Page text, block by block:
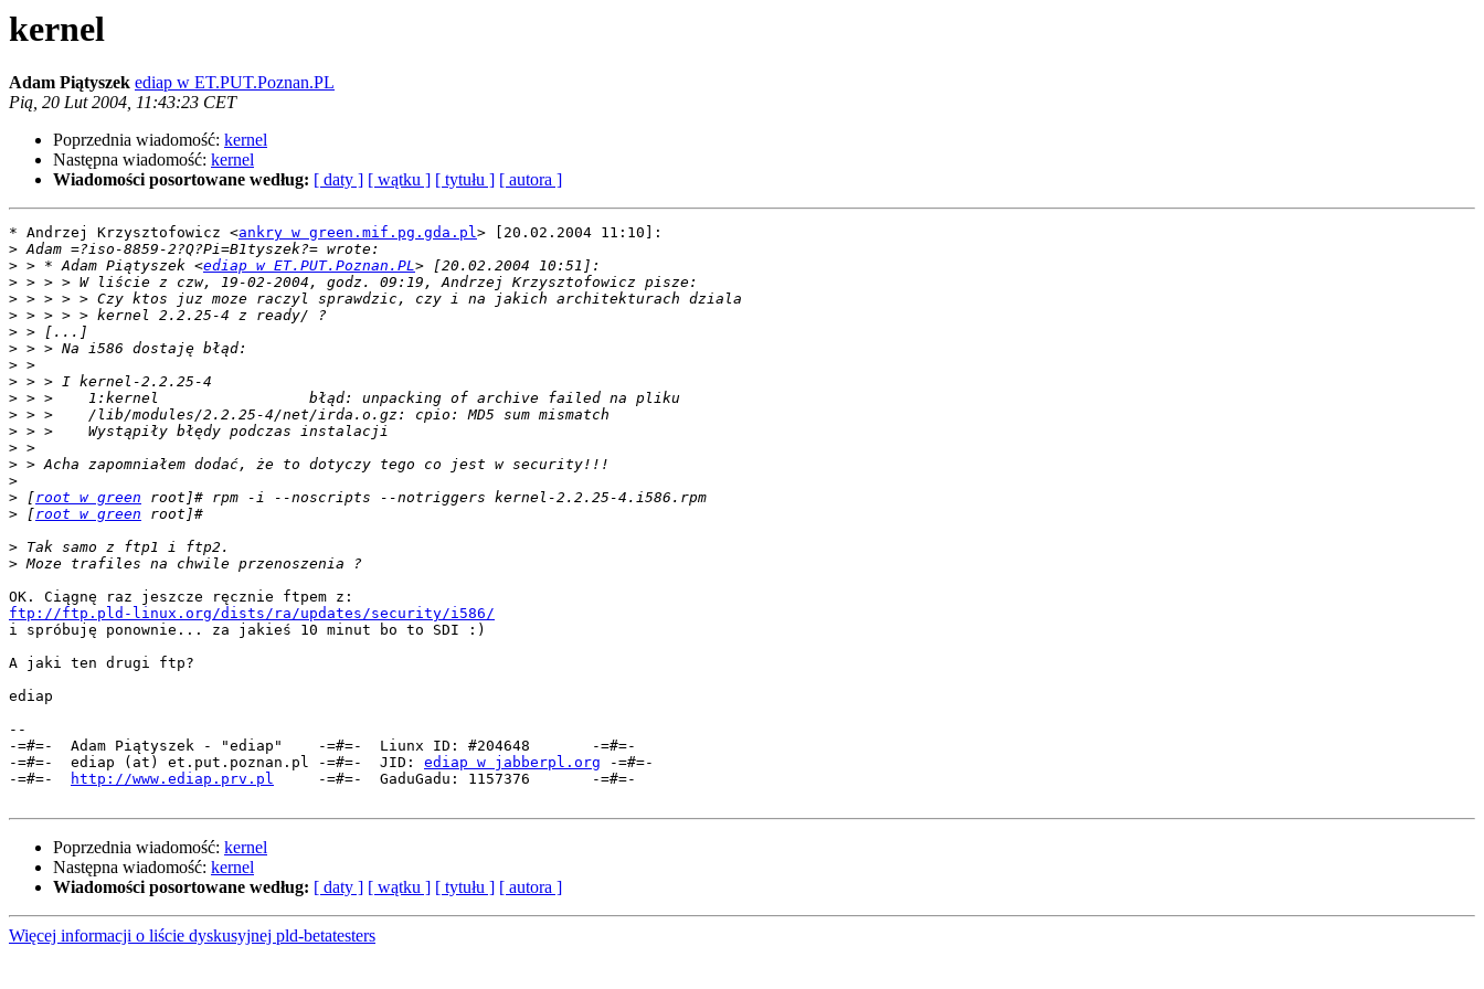
kernel
Adam Piątyszek ediap w ET.PUT.Poznan.PL
Pią, 20 Lut 2004, 11:43:23 CET
Poprzednia wiadomość: kernel
Następna wiadomość: kernel
Wiadomości posortowane według: [ daty ] [ wątku ] [ tytułu ] [ autora ]
* Andrzej Krzysztofowicz <ankry w green.mif.pg.gda.pl> [20.02.2004 11:10]:
>
> > * Adam Piątyszek <ediap w ET.PUT.Poznan.PL
>
>
>
>
>
>
>
>
>
>
>
>
>
> [root w green
> [root w green
>
>
ftp://ftp.pld-linux.org/dists/ra/updates/security/i586/
i spróbuję ponownie... za jakieś 10 minut bo to SDI :)
A jaki ten drugi ftp?
ediap
--
-=#=-  Adam Piątyszek - "ediap"    -=#=-  Liunx ID: #204648       -=#=-
-=#=-  ediap (at) et.put.poznan.pl -=#=-  JID: ediap w jabberpl.org -=#=-
-=#=-
http://www.ediap.prv.pl
     -=#=-  GaduGadu: 1157376       -=#=-
Poprzednia wiadomość: kernel
Następna wiadomość: kernel
Wiadomości posortowane według: [ daty ] [ wątku ] [ tytułu ] [ autora ]
Więcej informacji o liście dyskusyjnej pld-betatesters